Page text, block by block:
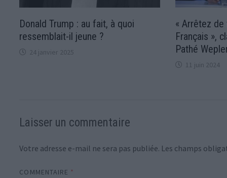
Donald Trump : au fait, à quoi
ressemblait-il jeune ?
24 janvier 2025
« Arrêtez
Français »,
Pathé
11 juin 2024
Laisser un commentaire
Votre adresse e-mail ne sera pas publiée. Les champs
COMMENTAIRE *